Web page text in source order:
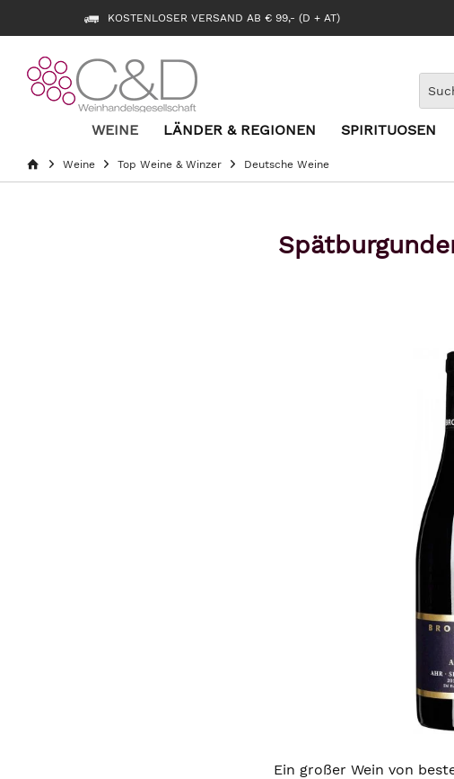
KOSTENLOSER VERSAND AB € 99,- (D + AT)
WEINE LÄNDER & REGIONEN SPIRITUOSEN
Weine Top Weine & Winzer Deutsche Weine
Ein großer Wein von